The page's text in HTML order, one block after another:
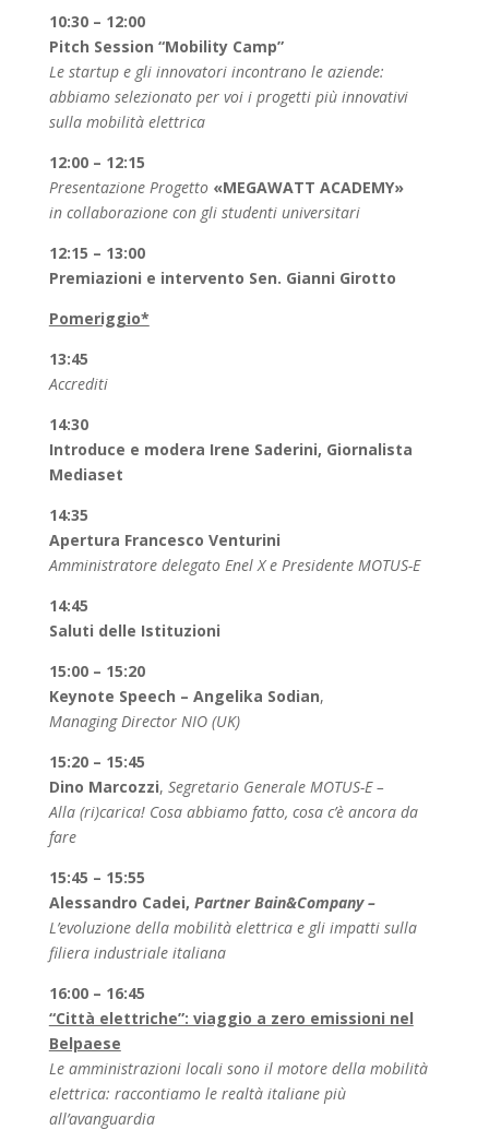
10:30 – 12:00
Pitch Session “Mobility Camp”
Le startup e gli innovatori incontrano le aziende:
abbiamo selezionato per voi i progetti più innovativi
sulla mobilità elettrica
12:00 – 12:15
Presentazione Progetto «MEGAWATT ACADEMY»
in collaborazione con gli studenti universitari
12:15 – 13:00
Premiazioni e intervento Sen. Gianni Girotto
Pomeriggio*
13:45
Accrediti
14:30
Introduce e modera Irene Saderini, Giornalista
Mediaset
14:35
Apertura Francesco Venturini
Amministratore delegato Enel X e Presidente MOTUS-E
14:45
Saluti delle Istituzioni
15:00 – 15:20
Keynote Speech – Angelika Sodian,
Managing Director NIO (UK)
15:20 – 15:45
Dino Marcozzi, Segretario Generale MOTUS-E –
Alla (ri)carica! Cosa abbiamo fatto, cosa c’è ancora da
fare
15:45 – 15:55
Alessandro Cadei, Partner Bain&Company –
L’evoluzione della mobilità elettrica e gli impatti sulla
filiera industriale italiana
16:00 – 16:45
“Città elettriche”: viaggio a zero emissioni nel
Belpaese
Le amministrazioni locali sono il motore della mobilità
elettrica: raccontiamo le realtà italiane più
all’avanguardia